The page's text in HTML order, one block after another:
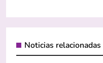
Noticias relacionadas